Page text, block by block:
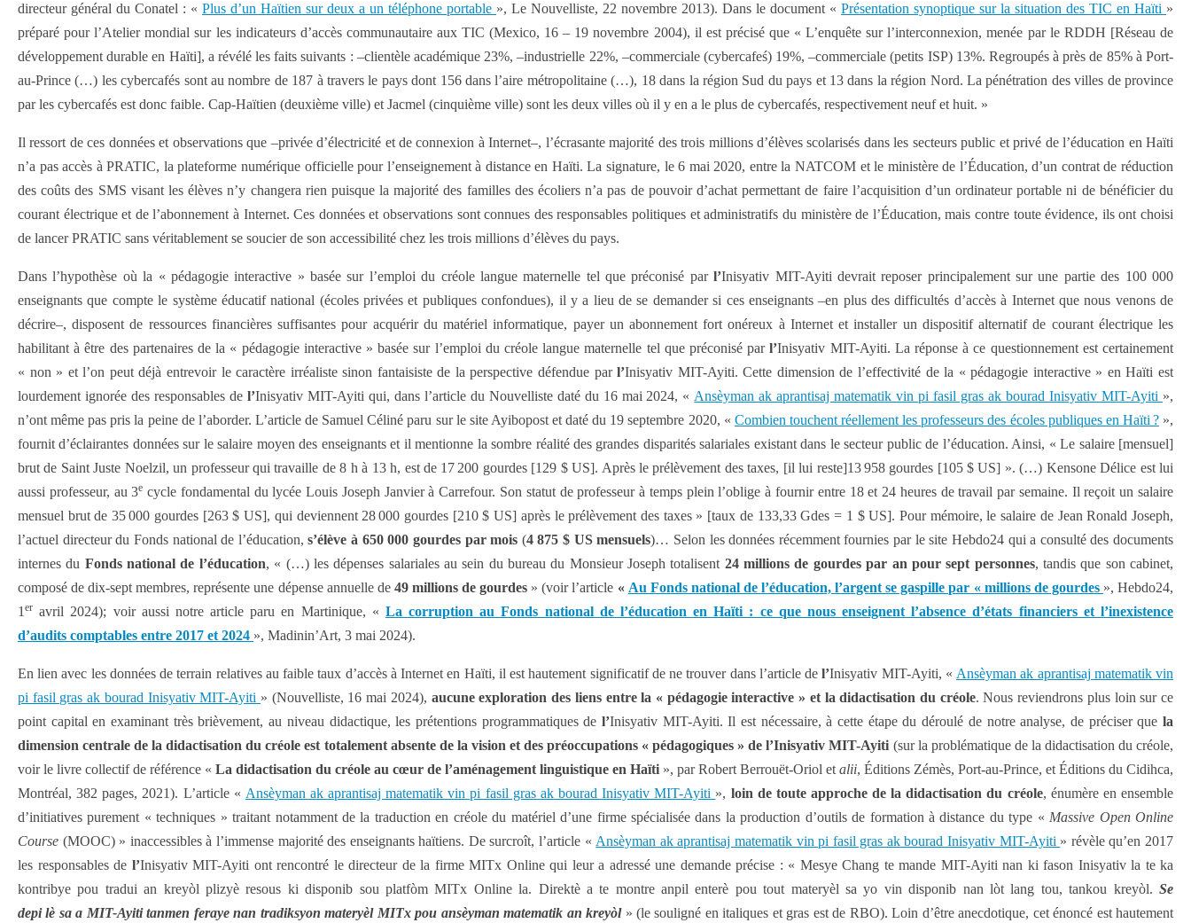
directeur général du Conatel : « Plus d’un Haïtien sur deux a un téléphone portable », Le Nouvelliste, 22 novembre 2013). Dans le document « Présentation synoptique sur la situation des TIC en Haïti »
préparé pour l’Atelier mondial sur les indicateurs d’accès communautaire aux TIC (Mexico, 16 – 19 novembre 2004), il est précisé que « L’enquête sur l’interconnexion, menée par le RDDH [Réseau de
développement durable en Haïti], a révélé les faits suivants : –clientèle académique 23%, –industrielle 22%, –commerciale (cybercafeś) 19%, –commerciale (petits ISP) 13%. Regroupés à près de 85% à Port-
au-Prince (…) les cybercafés sont au nombre de 187 à travers le pays dont 156 dans l’aire métropolitaine (…), 18 dans la région Sud du pays et 13 dans la région Nord. La pénétration des villes de province
par les cybercafés est donc faible. Cap-Haïtien (deuxième ville) et Jacmel (cinquième ville) sont les deux villes où il y en a le plus de cybercafés, respectivement neuf et huit. »
Il ressort de ces données et observations que –privée d’électricité et de connexion à Internet–, l’écrasante majorité des trois millions d’élèves scolarisés dans les secteurs public et privé de l’éducation en Haïti
n’a pas accès à PRATIC, la plateforme numérique officielle pour l’enseignement à distance en Haïti. La signature, le 6 mai 2020, entre la NATCOM et le ministère de l’Éducation, d’un contrat de réduction
des coûts des SMS visant les élèves n’y changera rien puisque la majorité des familles des écoliers n’a pas de pouvoir d’achat permettant de faire l’acquisition d’un ordinateur portable ni de bénéficier du
courant électrique et de l’abonnement à Internet. Ces données et observations sont connues des responsables politiques et administratifs du ministère de l’Éducation, mais contre toute évidence, ils ont choisi
de lancer PRATIC sans véritablement se soucier de son accessibilité chez les trois millions d’élèves du pays.
Dans l’hypothèse où la « pédagogie interactive » basée sur l’emploi du créole langue maternelle tel que préconisé parl’Inisyativ MIT-Ayiti devrait reposer principalement sur une partie des 100 000
enseignants que compte le système éducatif national (écoles privées et publiques confondues), il y a lieu de se demander si ces enseignants –en plus des difficultés d’accès à Internet que nous venons de
décrire–, disposent de ressources financières suffisantes pour acquérir du matériel informatique, payer un abonnement fort onéreux à Internet et installer un dispositif alternatif de courant électrique les
habilitant à être des partenaires de la « pédagogie interactive » basée sur l’emploi du créole langue maternelle tel que préconisé parl’Inisyativ MIT-Ayiti. La réponse à ce questionnement est certainement
« non » et l’on peut déjà entrevoir le caractère irréaliste sinon fantaisiste de la perspective défendue parl’Inisyativ MIT-Ayiti. Cette dimension de l’effectivité de la « pédagogie interactive » en Haïti est
lourdement ignorée des responsables de l’Inisyativ MIT-Ayiti qui, dans l’article du Nouvelliste daté du 16 mai 2024, « Ansèyman ak aprantisaj matematik vin pi fasil gras ak bourad Inisyativ MIT-Ayiti »,
n’ont même pas pris la peine de l’aborder. L’article de Samuel Céliné paru sur le site Ayibopost et daté du 19 septembre 2020, « Combien touchent réellement les professeurs des écoles publiques en Haïti ?»,
fournit d’éclairantes données sur le salaire moyen des enseignants et il mentionne la sombre réalité des grandes disparités salariales existant dans le secteur public de l’éducation. Ainsi, « Le salaire [mensuel]
brut de Saint Juste Noelzil, un professeur qui travaille de 8 h à 13 h, est de 17 200 gourdes [129 $ US]. Après le prélèvement des taxes, [il lui reste]13 958 gourdes [105 $ US] ». (…) Kensone Délice est lui
aussi professeur, au 3e cycle fondamental du lycée Louis Joseph Janvier à Carrefour. Son statut de professeur à temps plein l’oblige à fournir entre 18 et 24 heures de travail par semaine. Il reçoit un salaire
mensuel brut de 35 000 gourdes [263 $ US], qui deviennent 28 000 gourdes [210 $ US] après le prélèvement des taxes » [taux de 133,33 Gdes = 1 $ US]. Pour mémoire, le salaire de Jean Ronald Joseph,
l’actuel directeur du Fonds national de l’éducation, s’élève à 650 000 gourdes par mois (4 875 $ US mensuels)… Selon les données récemment fournies par le site Hebdo24 qui a consulté des documents
internes du Fonds national de l’éducation, « (…) les dépenses salariales au sein du bureau du Monsieur Joseph totalisent 24 millions de gourdes par an pour sept personnes, tandis que son cabinet,
composé de dix-sept membres, représente une dépense annuelle de 49 millions de gourdes » (voir l’article « Au Fonds national de l’éducation, l’argent se gaspille par « millions de gourdes », Hebdo24,
1 er avril 2024); voir aussi notre article paru en Martinique, « La corruption au Fonds national de l’éducation en Haïti : ce que nous enseignent l’absence d’états financiers et l’inexistence
d’audits comptables entre 2017 et 2024 », Madinin’Art, 3 mai 2024).
En lien avec les données de terrain relatives au faible taux d’accès à Internet en Haïti, il est hautement significatif de ne trouver dans l’article del’Inisyativ MIT-Ayiti, « Ansèyman ak aprantisaj matematik vin
pi fasil gras ak bourad Inisyativ MIT-Ayiti » (Nouvelliste, 16 mai 2024), aucune exploration des liens entre la « pédagogie interactive » et la didactisation du créole. Nous reviendrons plus loin sur ce
point capital en examinant très brièvement, au niveau didactique, les prétentions programmatiques de l’Inisyativ MIT-Ayiti. Il est nécessaire, à cette étape du déroulé de notre analyse, de préciser que la
dimension centrale de la didactisation du créole est totalement absente de la vision et des préoccupations « pédagogiques » del’Inisyativ MIT-Ayiti (sur la problématique de la didactisation du créole,
voir le livre collectif de référence « La didactisation du créole au cœur de l’aménagement linguistique en Haïti », par Robert Berrouët-Oriol et alii, Éditions Zémès, Port-au-Prince, et Éditions du Cidihca,
Montréal, 382 pages, 2021). L’article « Ansèyman ak aprantisaj matematik vin pi fasil gras ak bourad Inisyativ MIT-Ayiti », loin de toute approche de la didactisation du créole, énumère en ensemble
d’initiatives purement « techniques » traitant notamment de la traduction en créole du matériel d’une firme spécialisée dans la production d’outils de formation à distance du type « Massive Open Online
Course (MOOC) » inaccessibles à l’immense majorité des enseignants haïtiens. De surcroît, l’article « Ansèyman ak aprantisaj matematik vin pi fasil gras ak bourad Inisyativ MIT-Ayiti » révèle qu’en 2017
les responsables de l’Inisyativ MIT-Ayiti ont rencontré le directeur de la firme MITx Online qui leur a adressé une demande précise : « Mesye Chang te mande MIT-Ayiti nan ki fason Inisyativ la te ka
kontribye pou tradui an kreyòl plizyè resous ki disponib sou platfòm MITx Online la. Direktè a te montre anpil enterè pou tout materyèl sa yo vin disponib nan lòt lang tou, tankou kreyòl. Se
depi lè sa a MIT-Ayiti tanmen feraye nan tradiksyon materyèl MITx pou ansèyman matematik an kreyòl » (le souligné en italiques et gras est de RBO). Loin d’être anecdotique, cet énoncé est hautement